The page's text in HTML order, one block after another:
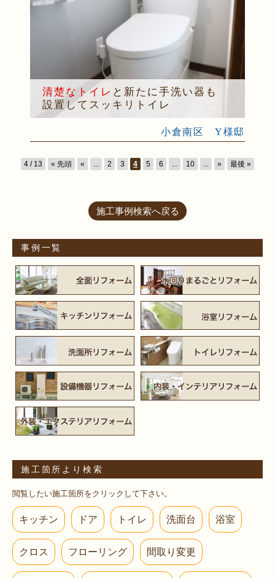
清楚なトイレ と新たに手洗い器も
設置してスッキリトイレ
小倉南区 Y様邸
4 / 13 « 先頭 « ... 2 3 4 5 6 ... 10 ... » 最後 »
施工事例検索へ戻る
事例一覧
施工箇所より検索
閲覧したい施工箇所をクリックして下さい。
キッチン ドア トイレ 洗面台 浴室
クロス フローリング 間取り変更